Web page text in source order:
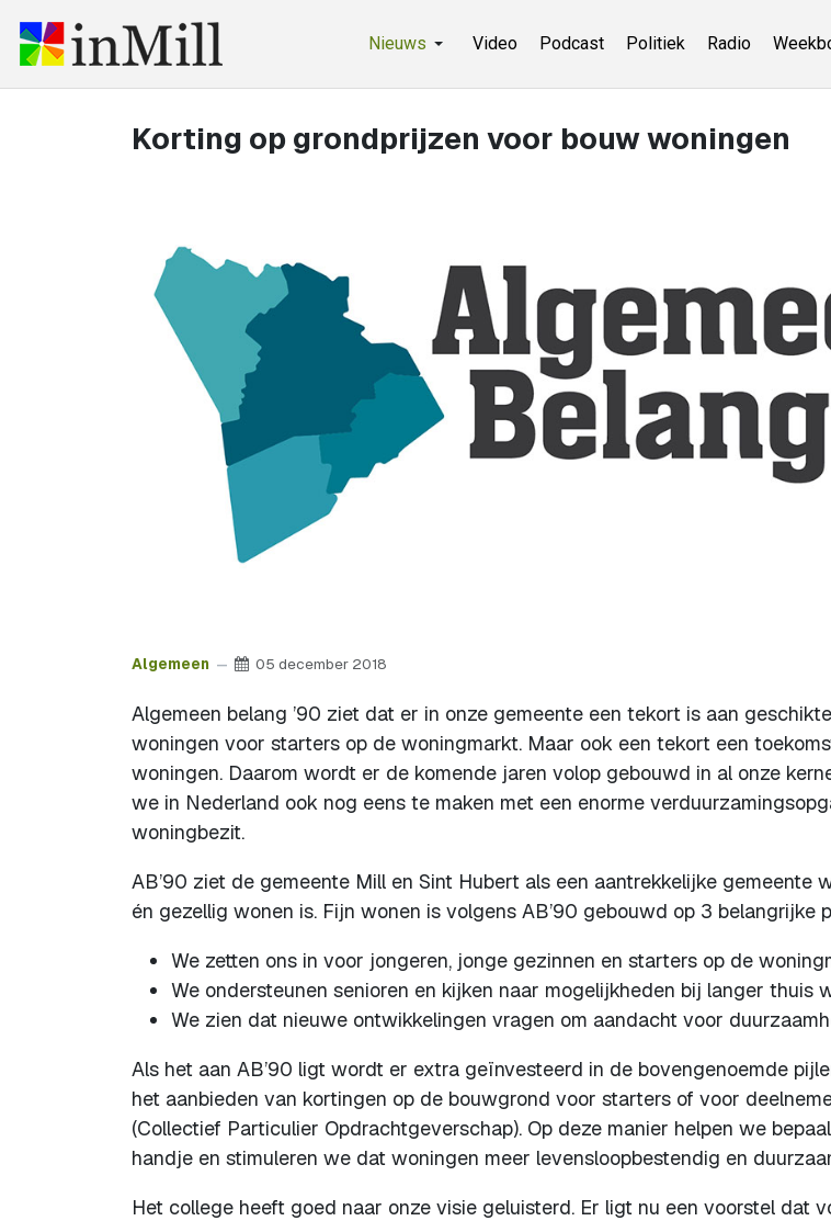
Nieuws Video Podcast Politiek Radio
Korting op grondprijzen voor bouw woningen
Algemeen 05 december 2018
Algemeen belang ’90 ziet dat er in onze gemeente een tekort is aan
woningen voor starters op de woningmarkt. Maar ook een tekort een
woningen. Daarom wordt er de komende jaren volop gebouwd in al onze
we in Nederland ook nog eens te maken met een enorme
woningbezit.
AB’90 ziet de gemeente Mill en Sint Hubert als een aantrekkelijke gemeente
én gezellig wonen is. Fijn wonen is volgens AB’90 gebouwd op 3 belangrijke
We zetten ons in voor jongeren, jonge gezinnen en starters op de
We ondersteunen senioren en kijken naar mogelijkheden bij langer thuis
We zien dat nieuwe ontwikkelingen vragen om aandacht voor
Als het aan AB’90 ligt wordt er extra geïnvesteerd in de bovengenoemde
het aanbieden van kortingen op de bouwgrond voor starters of voor
(Collectief Particulier Opdrachtgeverschap). Op deze manier helpen we
handje en stimuleren we dat woningen meer levensloopbestendig en
Het college heeft goed naar onze visie geluisterd. Er ligt nu een voorstel dat